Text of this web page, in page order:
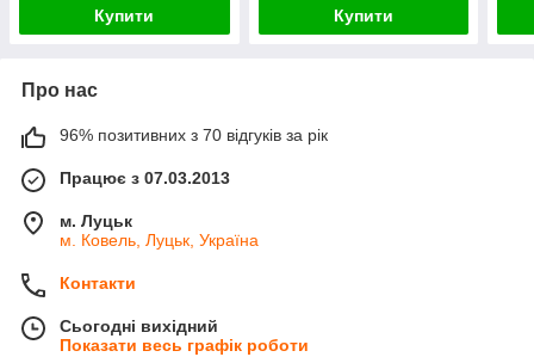
Купити Купити
Про нас
96% позитивних з 70 відгуків за рік
Працює з 07.03.2013
м. Луцьк
м. Ковель, Луцьк, Україна
Контакти
Сьогодні вихідний
Показати весь графік роботи